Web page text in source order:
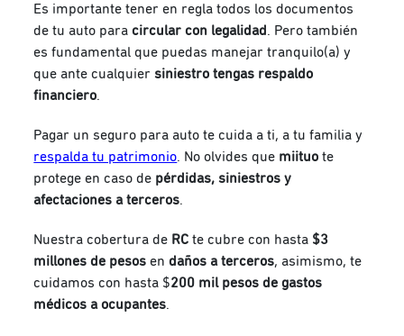
Es importante tener en regla todos los documentos
de tu auto paracircular con legalidad. Pero también
es fundamental que puedas manejar tranquilo(a) y
que ante cualquier siniestro tengas respaldo
financiero.
Pagar un seguro para auto te cuida a ti, a tu familia y
respalda tu patrimonio. No olvides que miituote
protege en caso de pérdidas, siniestros y
afectaciones a terceros.
Nuestra cobertura de RC te cubre con hasta $3
millones de pesosendaños a terceros, asimismo, te
cuidamos con hasta $200 mil pesos de gastos
médicos a ocupantes.